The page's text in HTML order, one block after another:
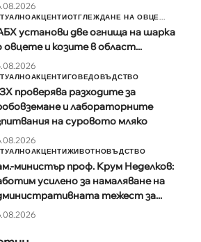
АКЦЕНТИОТГЛЕЖДАНЕ НА ОВЦЕ...
установи две огнища на шарка
овцете и козите в област...
АКЦЕНТИГОВЕДОВЪДСТВО
проверява разходите за
и лабораторните
на суровото мляко
АКЦЕНТИЖИВОТНОВЪДСТВО
министър проф. Крум Неделков:
усилено за намаляване на
тежест за...